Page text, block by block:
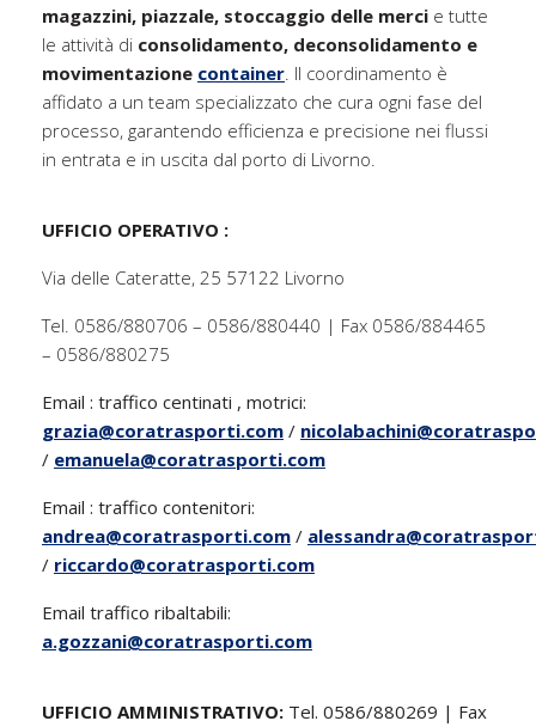
magazzini, piazzale, stoccaggio delle merci e tutte
le attività di consolidamento, deconsolidamento e
movimentazione container. Il coordinamento è
affidato a un team specializzato che cura ogni fase del
processo, garantendo efficienza e precisione nei flussi
in entrata e in uscita dal porto di Livorno.
UFFICIO OPERATIVO :
Via delle Cateratte, 25 57122 Livorno
Tel. 0586/880706 – 0586/880440 | Fax 0586/884465
– 0586/880275
Email : traffico centinati , motrici:
grazia@coratrasporti.com /
/ emanuela@coratrasporti.com
Email : traffico contenitori:
andrea@coratrasporti.com /
/ riccardo@coratrasporti.com
Email traffico ribaltabili:
a.gozzani@coratrasporti.com
UFFICIO AMMINISTRATIVO: Tel. 0586/880269 | Fax